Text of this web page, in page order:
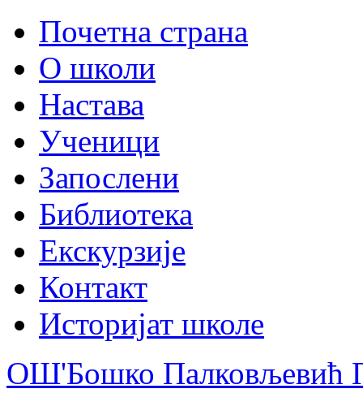
Почетна страна
О школи
Настава
Ученици
Запослени
Библиотека
Екскурзије
Контакт
Историјат школе
ОШ'Бошко Палковљевић